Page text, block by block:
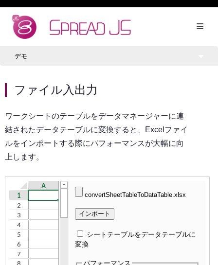
デモ
ファイル入出力
ワークシートのテーブルをデータマネージャーに連
結されたデータテーブルに変換すると、Excelファイ
ルをインポートする際にパフォーマンスが大幅に向
上します。